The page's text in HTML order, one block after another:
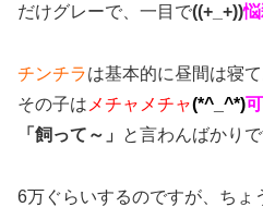
だけグレーで、一目で((+_+))
チンチラは基本的に昼間は寝て
その子は メチャメチャ(*^_^*)
「飼って～」
と言わんばかりで
6万ぐらいするのですが、ちょ